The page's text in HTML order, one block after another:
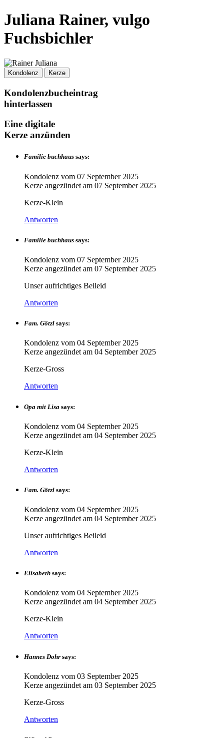
Juliana Rainer, vulgo
Fuchsbichler
Kondolenz Kerze
Kondolenzbucheintrag
hinterlassen
Eine digitale
Kerze anzünden
Familie buchhaus says:
Kondolenz vom 07 September 2025
Kerze angezündet am 07 September 2025
Kerze-Klein
Antworten
Familie buchhaus says:
Kondolenz vom 07 September 2025
Kerze angezündet am 07 September 2025
Unser aufrichtiges Beileid
Antworten
Fam. Götzl says:
Kondolenz vom 04 September 2025
Kerze angezündet am 04 September 2025
Kerze-Gross
Antworten
Opa mit Lisa says:
Kondolenz vom 04 September 2025
Kerze angezündet am 04 September 2025
Kerze-Klein
Antworten
Fam. Götzl says:
Kondolenz vom 04 September 2025
Kerze angezündet am 04 September 2025
Unser aufrichtiges Beileid
Antworten
Elisabeth says:
Kondolenz vom 04 September 2025
Kerze angezündet am 04 September 2025
Kerze-Klein
Antworten
Hannes Dohr says:
Kondolenz vom 03 September 2025
Kerze angezündet am 03 September 2025
Kerze-Gross
Antworten